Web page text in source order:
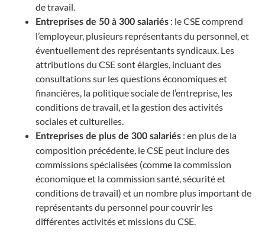
de travail.
Entreprises de 50 à 300 salariés : le CSE comprend
l’employeur, plusieurs représentants du personnel, et
éventuellement des représentants syndicaux. Les
attributions du CSE sont élargies, incluant des
consultations sur les questions économiques et
financières, la politique sociale de l’entreprise, les
conditions de travail, et la gestion des activités
sociales et culturelles.
Entreprises de plus de 300 salariés : en plus de la
composition précédente, le CSE peut inclure des
commissions spécialisées (comme la commission
économique et la commission santé, sécurité et
conditions de travail) et un nombre plus important de
représentants du personnel pour couvrir les
différentes activités et missions du CSE.